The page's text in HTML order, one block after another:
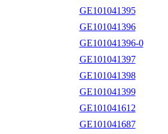
GE101041395
GE101041396
GE101041396-0
GE101041397
GE101041398
GE101041399
GE101041612
GE101041687